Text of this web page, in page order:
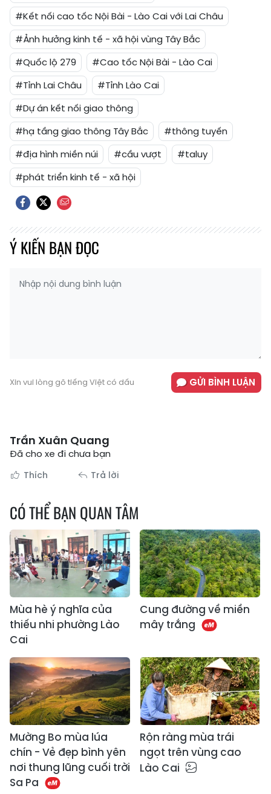
#Kết nối cao tốc Nội Bài - Lào Cai với Lai Châu
#Ảnh hưởng kinh tế - xã hội vùng Tây Bắc
#Quốc lộ 279
#Cao tốc Nội Bài - Lào Cai
#Tỉnh Lai Châu
#Tỉnh Lào Cai
#Dự án kết nối giao thông
#hạ tầng giao thông Tây Bắc
#thông tuyến
#địa hình miền núi
#cầu vượt
#taluy
#phát triển kinh tế - xã hội
Ý KIẾN BẠN ĐỌC
Xin vui lòng gõ tiếng Việt có dấu GỬI BÌNH LUẬN
Trần Xuân Quang
Đã cho xe đi chưa bạn
Thích Trả lời
CÓ THỂ BẠN QUAN TÂM
Mùa hè ý nghĩa của
thiếu nhi phường Lào
Cai
Cung đường về miền
mây trắng
Mường Bo mùa lúa
chín - Vẻ đẹp bình yên
nơi thung lũng cuối trời
Sa Pa
Rộn ràng mùa trái
ngọt trên vùng cao
Lào Cai